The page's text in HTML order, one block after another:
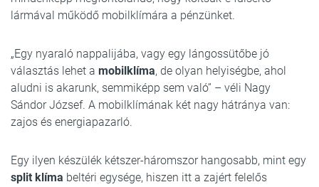
lármával működő mobilklímára a pénzünket.
„Egy nyaraló nappalijába, vagy egy lángossütőbe jó
választás lehet a mobilklíma, de olyan helyiségbe, ahol
aludni is akarunk, semmiképp sem való” – véli Nagy
Sándor József. A mobilklímának két nagy hátránya van:
zajos és energiapazarló.
Egy ilyen készülék kétszer-háromszor hangosabb, mint egy
split klíma beltéri egysége, hiszen itt a zajért felelős